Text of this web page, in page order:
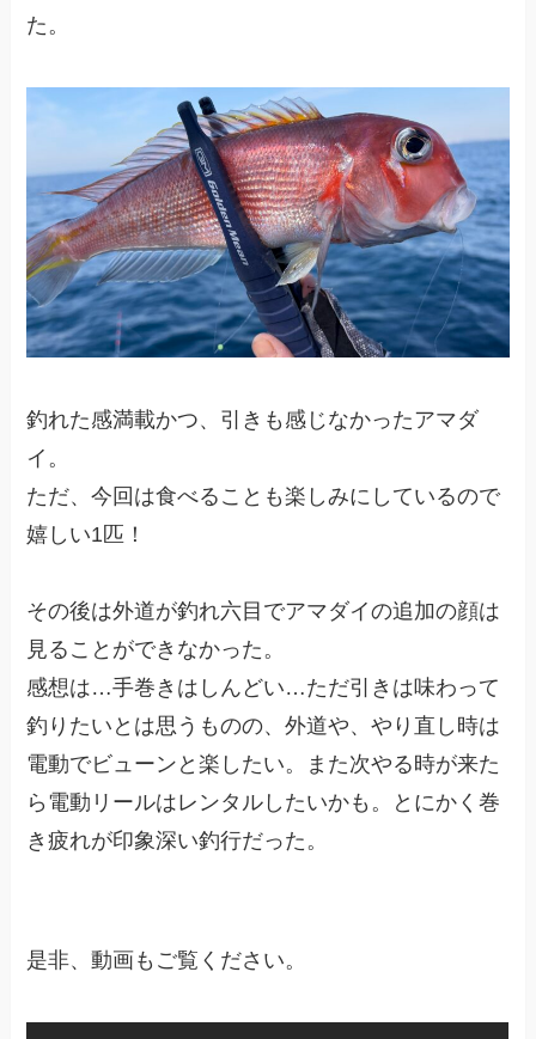
た。
釣れた感満載かつ、引きも感じなかったアマダ
イ。
ただ、今回は食べることも楽しみにしているので
嬉しい1匹！
その後は外道が釣れ六目でアマダイの追加の顔は
見ることができなかった。
感想は…手巻きはしんどい…ただ引きは味わって
釣りたいとは思うものの、外道や、やり直し時は
電動でビューンと楽したい。また次やる時が来た
ら電動リールはレンタルしたいかも。とにかく巻
き疲れが印象深い釣行だった。
是非、動画もご覧ください。